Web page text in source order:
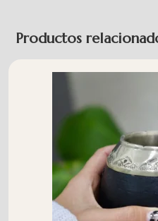
Productos